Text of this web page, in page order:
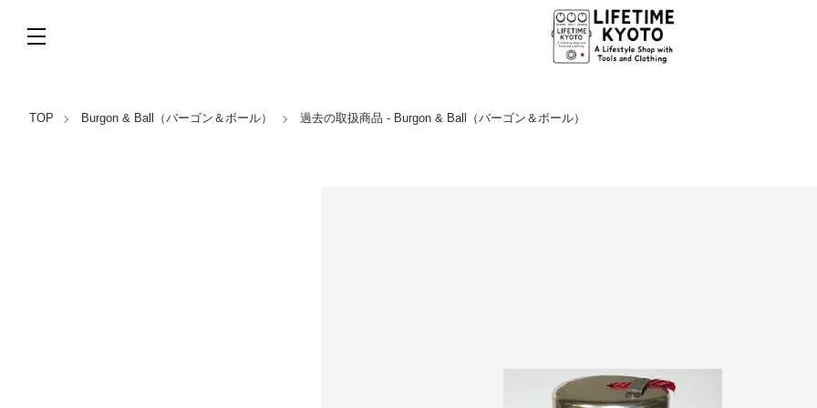
TOP Burgon & Ball（バーゴン＆ボール） 過去の取扱商品 - Burgon & Ball（バーゴン＆ボール）